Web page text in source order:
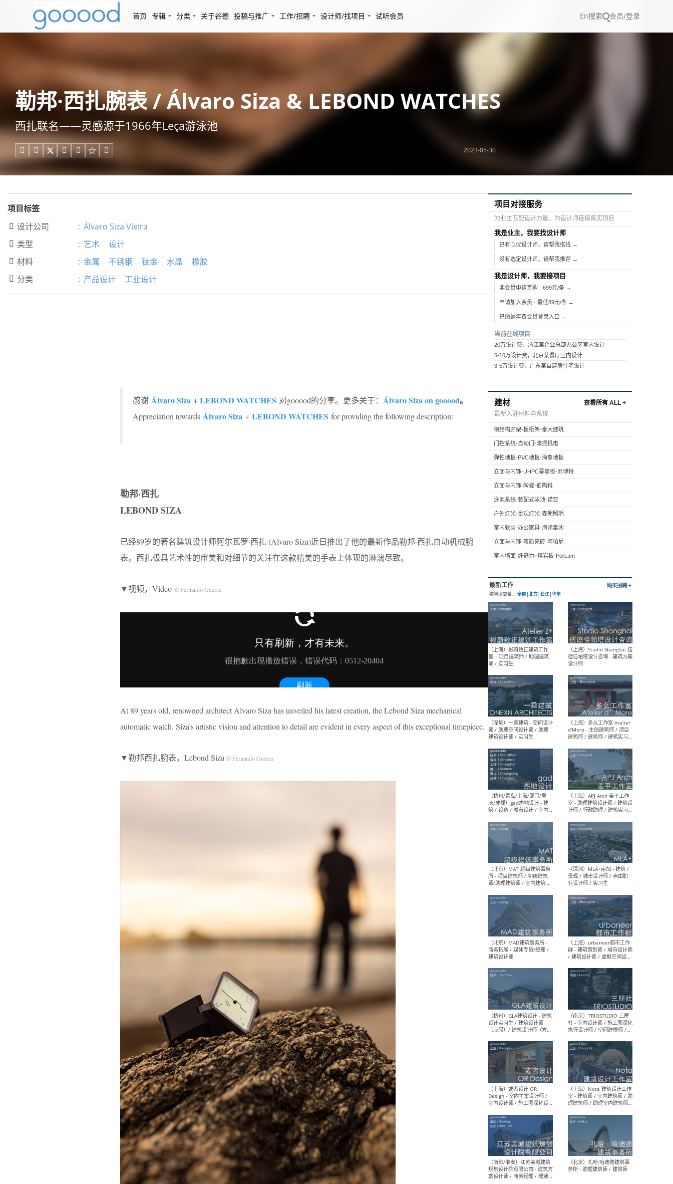
首页 专辑 分类 关于谷德 投稿与推广 工作/招聘 设计师/找项目 试听会员 En搜索 会员/登录
勒邦·西扎腕表 / Álvaro Siza & LEBOND WATCHES
西扎联名——灵感源于1966年Leça游泳池
     2023-05-30
项目标签
 设计公司 : Álvaro Siza Vieira
 类型 : 艺术 设计
 材料 : 金属 不锈钢 钛金 水晶 橡胶
 分类 : 产品设计 工业设计
感谢 Álvaro Siza +LEBOND WATCHES 对gooood的分享。更多关于： Álvaro Siza on gooood。
Appreciation towards Álvaro Siza + LEBOND WATCHES for providing the following description:
勒邦·西扎
LEBOND SIZA
已经89岁的著名建筑设计师阿尔瓦罗·西扎 (Alvaro Siza)近日推出了他的最新作品勒邦·西扎自动机械腕
表。西扎极具艺术性的审美和对细节的关注在这款精美的手表上体现的淋漓尽致。
▼视频，Video © Fernando Guerra
At 89 years old, renowned architect Alvaro Siza has unveiled his latest creation, the Lebond Siza mechanical
automatic watch. Siza’s artistic vision and attention to detail are evident in every aspect of this exceptional timepiece.
▼勒邦西扎腕表，Lebond Siza © Fernando Guerra
项目对接服务
为业主匹配设计力量，为设计师连接真实项目
我是业主，我要找设计师
已有心仪设计师，请帮我搭线 →
没有选定设计师，请帮我推荐 →
我是设计师，我要接项目
非会员申请直购 · 699元/条 →
申请加入会员 · 最低89元/条 →
已缴纳年费会员登录入口 →
当前在线项目
20万设计费，浙江某企业总部办公区室内设计
6-10万设计费，北京某餐厅室内设计
3-5万设计费，广东某自建房住宅设计
建材
查看所有 ALL +
最新入驻材料与系统
钢结构廊架-板桁架-泰大建筑
门控系统-自动门-濠振机电
弹性地板-PVC地板-海象地板
立面与内饰-UHPC幕墙板-苏博特
立面与内饰-陶瓷-伯陶科
泳池系统-装配式泳池-诺亚
户外灯光-景观灯光-森朝照明
室内软装-办公家具-海邦集团
立面与内饰-哑质瓷砖-阿帕尼
室内墙面-纤倍力+熔岩板-PoliLam
最新工作
按地区查看 ：全部|北方|长江
（上海）彬蔚致正建筑工作
室 – 项目建筑师 / 助理建筑
师 / 实习生
（深圳）一乘建筑 - 空间设计
师 / 助理空间设计师 / 助理
建筑设计师 / 实习生
（杭州/青岛/上海/厦门/重
庆/成都）gad杰地设计 - 建
筑 / 设备 / 城市设计 / 室内 /
幕墙 / BIM / 成本 / 工程 / 运
营 / 品牌 / 观点views / 实习
等
（北京）MAT 超级建筑事务
所 - 项目建筑师 / 初级建筑
师/助理建筑师 / 室内建筑师
/ 实习生
（北京）MAD建筑事务所 -
商务拓展 / 媒体专员/经理 /